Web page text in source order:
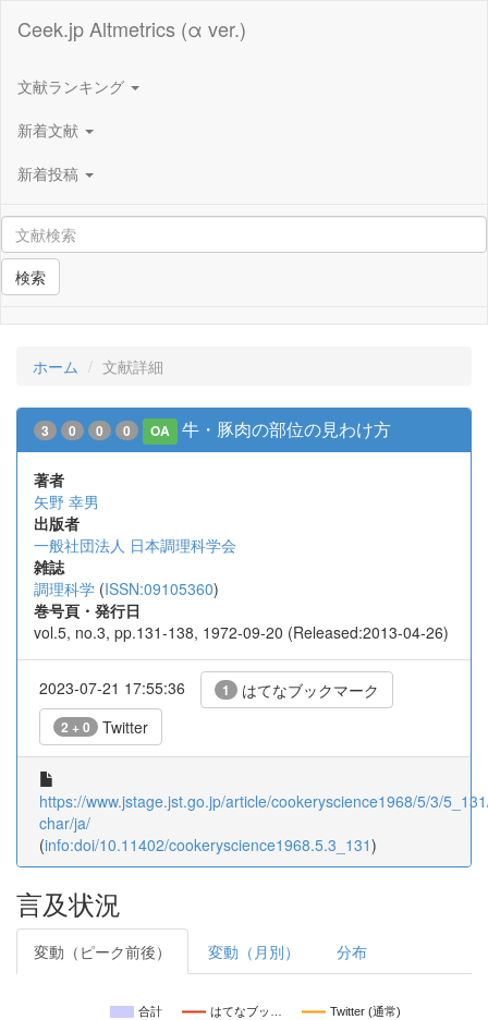
Ceek.jp Altmetrics (α ver.)
文献ランキング
新着文献
新着投稿
検索
ホーム 文献詳細
3 0 0 0 OA 牛・豚肉の部位の見わけ方
著者
矢野 幸男
出版者
一般社団法人 日本調理科学会
雑誌
調理科学 (ISSN:09105360)
巻号頁・発行日
vol.5, no.3, pp.131-138, 1972-09-20 (Released:2013-04-26)
2023-07-21 17:55:36 1 はてなブックマーク
2 + 0 Twitter
https://www.jstage.jst.go.jp/article/cookeryscience1968/5/3/
char/ja/
(info:doi/10.11402/cookeryscience1968.5.3_131)
言及状況
変動（ピーク前後） 変動（月別） 分布
合計 はてなブッ… Twitter (通常)